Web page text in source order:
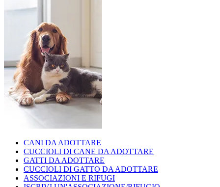
CANI DA ADOTTARE
CUCCIOLI DI CANE DA ADOTTARE
GATTI DA ADOTTARE
CUCCIOLI DI GATTO DA ADOTTARE
ASSOCIAZIONI E RIFUGI